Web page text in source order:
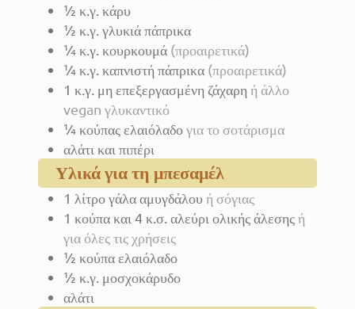
½ κ.γ. κάρυ
½ κ.γ. γλυκιά πάπρικα
¼κ.γ. κουρκουμά (προαιρετικά)
¼κ.γ. καπνιστή πάπρικα (προαιρετικά)
1 κ.γ. μη επεξεργασμένη ζάχαρη ή άλλο
vegan γλυκαντικό
¼κούπαςελαιόλαδογια το σοτάρισμα
αλάτι και πιπέρι
Υλικά για τη μπεσαμέλ
1 λίτρογάλα αμυγδάλου ή σόγιας
1 κούπακαι 4 κ.σ. αλεύρι ολικής άλεσηςή
για όλες τις χρήσεις
½ κούπαελαιόλαδο
½ κ.γ. μοσχοκάρυδο
αλάτι